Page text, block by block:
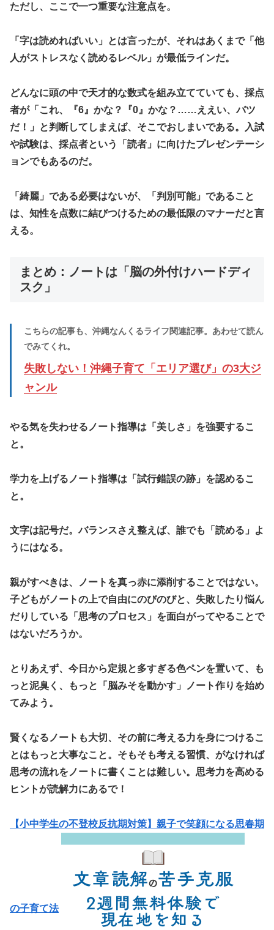
​ただし、ここで一つ重要な注意点を。
「字は読めればいい」とは言ったが、それはあくまで「他
人がストレスなく読めるレベル」が最低ラインだ。
​どんなに頭の中で天才的な数式を組み立てていても、採点
者が「これ、『6』かな？『0』かな？……ええい、バツ
だ！」と判断してしまえば、そこでおしまいである。入試
や試験は、採点者という「読者」に向けたプレゼンテーシ
ョンでもあるのだ。
​「綺麗」である必要はないが、「判別可能」であること
は、知性を点数に結びつけるための最低限のマナーだと言
える。
​まとめ：ノートは「脳の外付けハードディ
スク」
こちらの記事も、沖縄なんくるライフ関連記事。あわせて読ん
でみてくれ。
​失敗しない！沖縄子育て「エリア選び」の3大ジ
ャンル
​やる気を失わせるノート指導は「美しさ」を強要するこ
と。
学力を上げるノート指導は「試行錯誤の跡」を認めるこ
と。
​文字は記号だ。バランスさえ整えば、誰でも「読める」よ
うにはなる。
親がすべきは、ノートを真っ赤に添削することではない。
子どもがノートの上で自由にのびのびと、失敗したり悩ん
だりしている「思考のプロセス」を面白がってやることで
はないだろうか。
​とりあえず、今日から定規と多すぎる色ペンを置いて、も
っと泥臭く、もっと「脳みそを動かす」ノート作りを始め
てみよう。
賢くなるノートも大切、その前に考える力を身につけるこ
とはもっと大事なこと。そもそも考える習慣、がなければ
思考の流れをノートに書くことは難しい。思考力を高める
ヒントが読解力にあるで！
【小中学生の不登校反抗期対策】親子で笑顔になる思春期
の子育て法